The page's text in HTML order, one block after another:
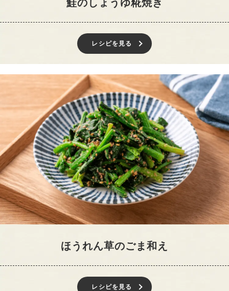
鮭のしょうゆ糀焼き
レシピを見る
ほうれん草のごま和え
レシピを見る